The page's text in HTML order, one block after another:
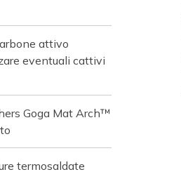
attivo
eventuali cattivi
Goga Mat Arch™
termosaldate